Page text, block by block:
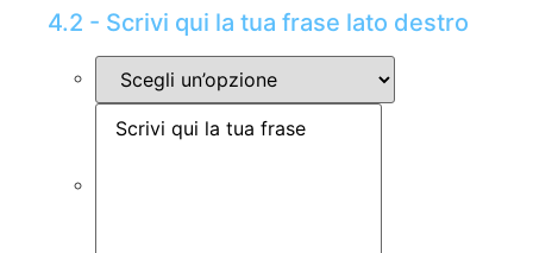
4.2 - Scrivi qui la tua frase lato destro